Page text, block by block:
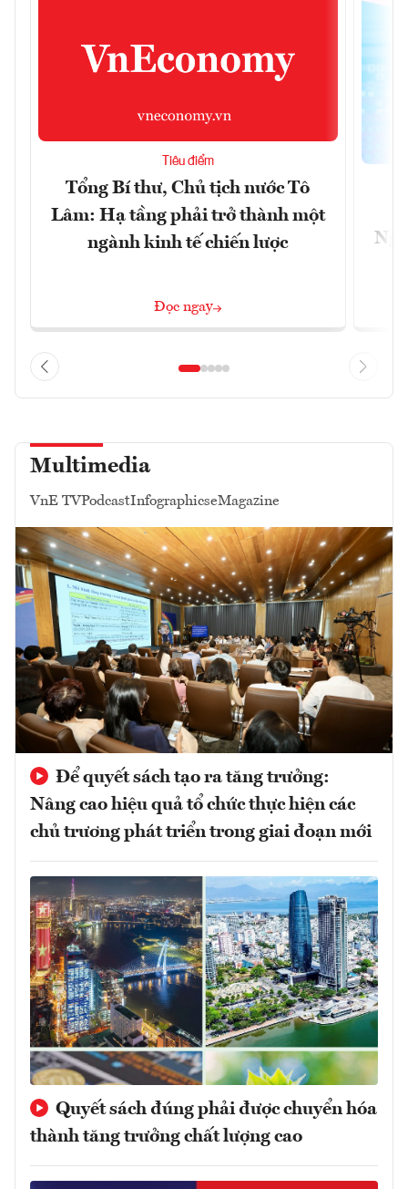
Tiêu điểm
Tổng Bí thư, Chủ tịch nước Tô
Lâm: Hạ tầng phải trở thành một
ngành kinh tế chiến lược
Đọc ngay
Multimedia
VnE TVPodcastInfographicseMagazine
Để quyết sách tạo ra tăng trưởng:
Nâng cao hiệu quả tổ chức thực hiện các
chủ trương phát triển trong giai đoạn mới
Quyết sách đúng phải được chuyển hóa
thành tăng trưởng chất lượng cao